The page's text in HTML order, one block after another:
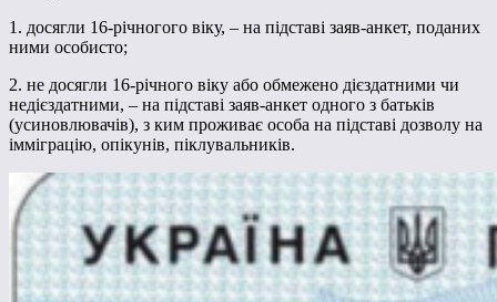
1. досягли 16-річногого віку, – на підставі заяв-анкет, поданих
ними особисто;
2. не досягли 16-річного віку або обмежено дієздатними чи
недієздатними, – на підставі заяв-анкет одного з батьків
(усиновлювачів), з ким проживає особа на підставі дозволу на
імміграцію, опікунів, піклувальників.